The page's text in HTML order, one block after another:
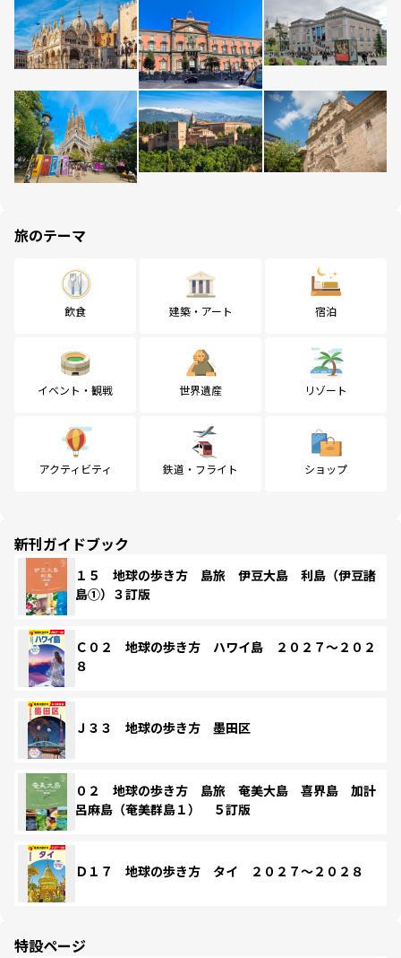
旅のテーマ
飲食 建築・アート 宿泊
イベント・観戦 世界遺産 リゾート
アクティビティ 鉄道・フライト ショップ
新刊ガイドブック
１５ 地球の歩き方 島旅 伊豆大島 利島（伊豆諸
島①）３訂版
Ｃ０２ 地球の歩き方 ハワイ島 ２０２７～２０２
８
Ｊ３３ 地球の歩き方 墨田区
０２ 地球の歩き方 島旅 奄美大島 喜界島 加計
呂麻島（奄美群島１） ５訂版
Ｄ１７ 地球の歩き方 タイ ２０２７～２０２８
特設ページ